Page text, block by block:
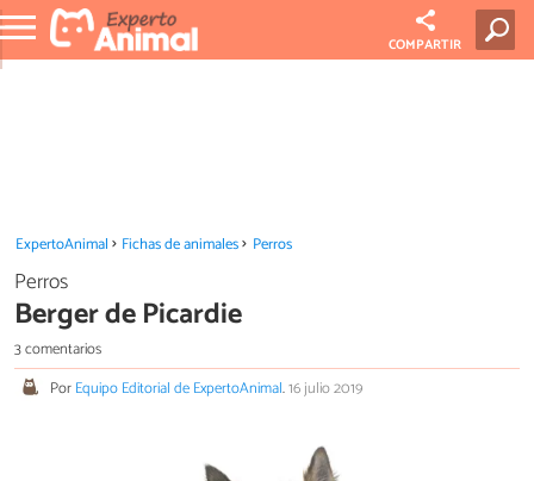
COMPARTIR
ExpertoAnimal Fichas de animales Perros
Perros
Berger de Picardie
3 comentarios
PorEquipo Editorial de ExpertoAnimal.16 julio 2019